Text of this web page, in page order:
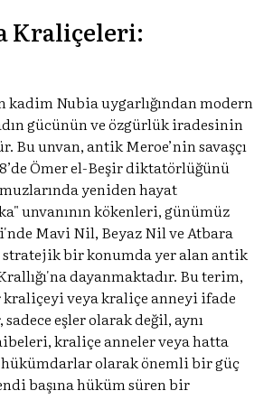
Kraliçeleri:
kadim Nubia uygarlığından modern
gücünün ve özgürlük iradesinin
Bu unvan, antik Meroe’nin savaşçı
Ömer el-Beşir diktatörlüğünü
yeniden hayat
unvanının kökenleri, günümüz
Mavi Nil, Beyaz Nil ve Atbara
bir konumda yer alan antik
dayanmaktadır. Bu terim,
kraliçeyi veya kraliçe anneyi ifade
eşler olarak değil, aynı
kraliçe anneler veya hatta
hükümdarlar olarak önemli bir güç
başına hüküm süren bir